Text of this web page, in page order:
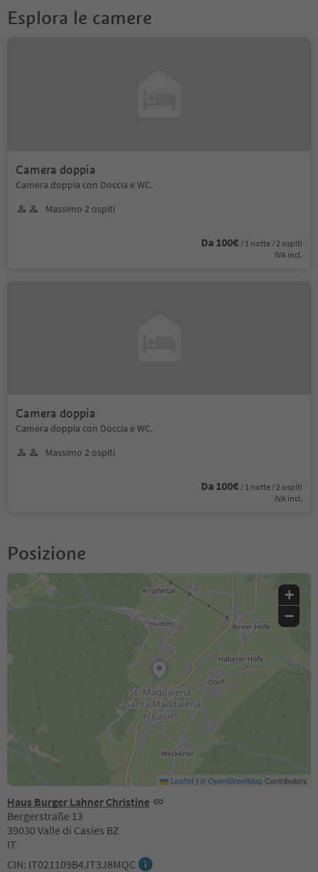
Esplora le camere
Camera doppia
Camera doppia con Doccia e WC.
Massimo 2 ospiti
Da 100€ / 1 notte / 2 ospiti
IVA incl.
Camera doppia
Camera doppia con Doccia e WC.
Massimo 2 ospiti
Da 100€ / 1 notte / 2 ospiti
IVA incl.
Posizione
Haus Burger Lahner Christine
Bergerstraße 13
39030 Valle di Casies BZ
IT
CIN: IT021109B4JT3J8MQC
+
−
Leaflet | ©OpenStreetMapContributors